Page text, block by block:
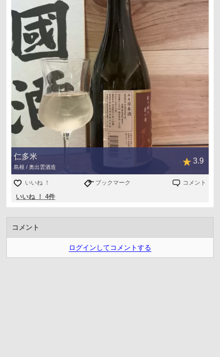
仁多米
島根 / 奥出雲酒造
3.9
いいね ！ ブックマーク コメント
いいね ！ 4件
コメント
ログインしてコメントする